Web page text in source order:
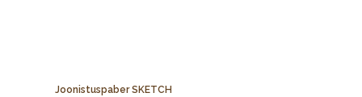
Joonistuspaber SKETCH